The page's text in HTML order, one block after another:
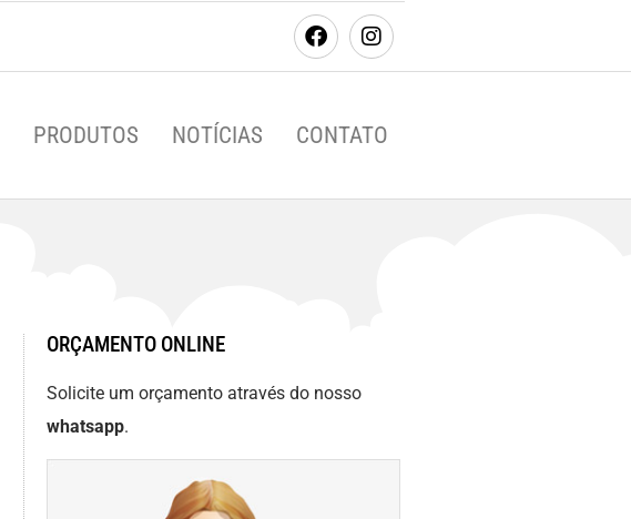
PRODUTOS NOTÍCIAS CONTATO
ORÇAMENTO ONLINE
Solicite um orçamento através do nosso
whatsapp.